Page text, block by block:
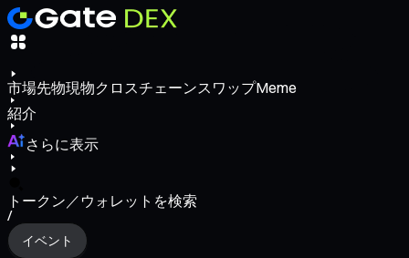
市場先物現物クロスチェーンスワップMeme
紹介
さらに表示
トークン／ウォレットを検索
/
イベント